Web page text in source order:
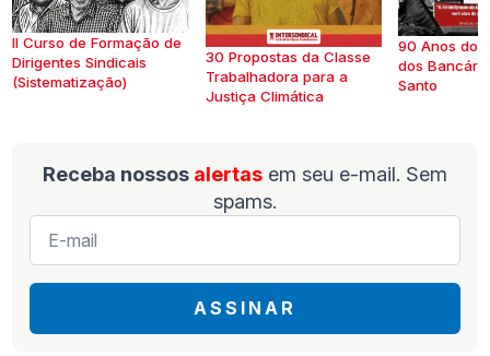
II Curso de Formação de
Dirigentes Sindicais
(Sistematização)
30 Propostas da Classe
Trabalhadora para a
Justiça Climática
90 Anos do
dos
Santo
Receba nossos alertas em seu e-mail. Sem
spams.
E-
mail
ASSINAR